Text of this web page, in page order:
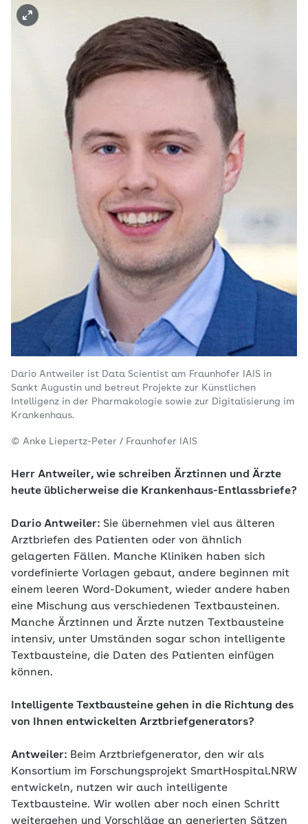
Dario Antweiler ist Data Scientist am Fraunhofer IAIS in
Sankt Augustin und betreut Projekte zur Künstlichen
Intelligenz in der Pharmakologie sowie zur Digitalisierung im
Krankenhaus.
© Anke Liepertz-Peter / Fraunhofer IAIS
Herr Antweiler, wie schreiben Ärztinnen und Ärzte
heute üblicherweise die Krankenhaus-Entlassbriefe?
Dario Antweiler: Sie übernehmen viel aus älteren
Arztbriefen des Patienten oder von ähnlich
gelagerten Fällen. Manche Kliniken haben sich
vordefinierte Vorlagen gebaut, andere beginnen mit
einem leeren Word-Dokument, wieder andere haben
eine Mischung aus verschiedenen Textbausteinen.
Manche Ärztinnen und Ärzte nutzen Textbausteine
intensiv, unter Umständen sogar schon intelligente
Textbausteine, die Daten des Patienten einfügen
können.
Intelligente Textbausteine gehen in die Richtung des
von Ihnen entwickelten Arztbriefgenerators?
Antweiler: Beim Arztbriefgenerator, den wir als
Konsortium im Forschungsprojekt SmartHospital.NRW
entwickeln, nutzen wir auch intelligente
Textbausteine. Wir wollen aber noch einen Schritt
weitergehen und Vorschläge an generierten Sätzen